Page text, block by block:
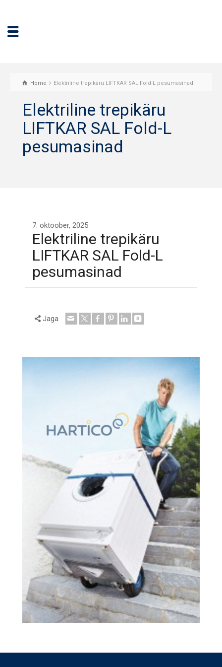
Home Elektriline trepikäru LIFTKAR SAL Fold-L pesumasinad
Elektriline trepikäru
LIFTKAR SAL Fold-L
pesumasinad
7. oktoober, 2025
Elektriline trepikäru
LIFTKAR SAL Fold-L
pesumasinad
Jaga